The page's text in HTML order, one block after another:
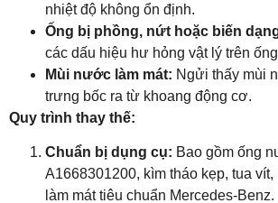
nhiệt độ không ổn định.
Ống bị phồng, nứt hoặc biến
các dấu hiệu hư hỏng vật lý trên
Mùi nước làm mát: Ngửi thấy mùi
trưng bốc ra từ khoang động cơ.
Quy trình thay thế:
Chuẩn bị dụng cụ: Bao gồm ống
A1668301200, kìm tháo kẹp, tua
làm mát tiêu chuẩn Mercedes-Benz.